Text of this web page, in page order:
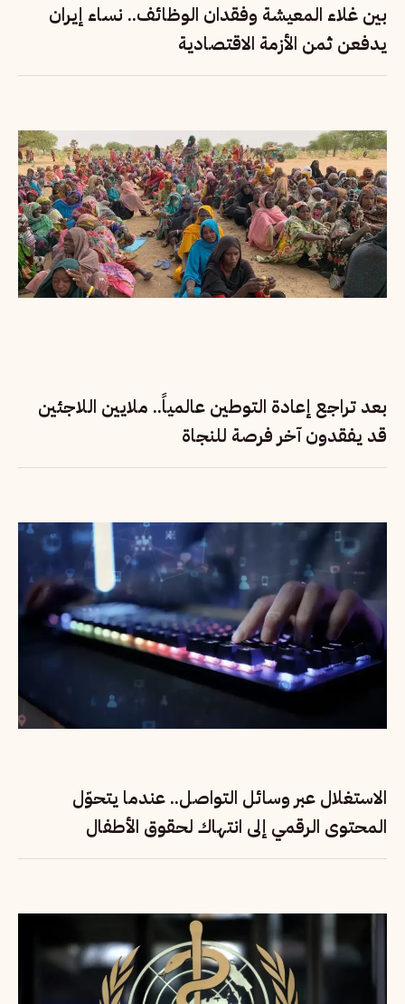
بين غلاء المعيشة وفقدان الوظائف.. نساء إيران
يدفعن ثمن الأزمة الاقتصادية
بعد تراجع إعادة التوطين عالمياً.. ملايين اللاجئين
قد يفقدون آخر فرصة للنجاة
الاستغلال عبر وسائل التواصل.. عندما يتحوّل
المحتوى الرقمي إلى انتهاك لحقوق الأطفال